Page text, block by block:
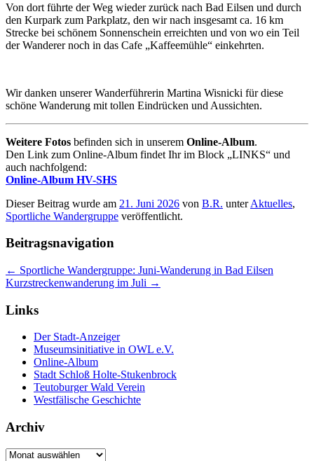
Von dort führte der Weg wieder zurück nach Bad Eilsen und durch
den Kurpark zum Parkplatz, den wir nach insgesamt ca. 16 km
Strecke bei schönem Sonnenschein erreichten und von wo ein Teil
der Wanderer noch in das Cafe „Kaffeemühle“ einkehrten.
Wir danken unserer Wanderführerin Martina Wisnicki für diese
schöne Wanderung mit tollen Eindrücken und Aussichten.
Weitere Fotos befinden sich in unserem Online-Album.
Den Link zum Online-Album findet Ihr im Block „LINKS“ und
auch nachfolgend:
Online-Album HV-SHS
Dieser Beitrag wurde am 21. Juni 2026 von B.R. unterAktuelles,
Sportliche Wandergruppe veröffentlicht.
Beitragsnavigation
← Sportliche Wandergruppe: Juni-Wanderung in Bad Eilsen
Kurzstreckenwanderung im Juli →
Links
Der Stadt-Anzeiger
Museumsinitiative in OWL e.V.
Online-Album
Stadt Schloß Holte-Stukenbrock
Teutoburger Wald Verein
Westfälische Geschichte
Archiv
Archiv